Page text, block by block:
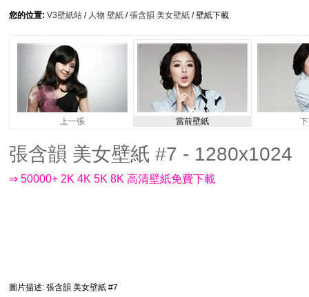
您的位置: V3壁紙站 / 人物 壁紙 /張含韻 美女壁紙 / 壁紙下載
上一張 當前壁紙
張含韻 美女壁紙 #7 - 1280x1024
⇒ 50000+ 2K 4K 5K 8K 高清壁紙免費下載
圖片描述: 張含韻 美女壁紙 #7